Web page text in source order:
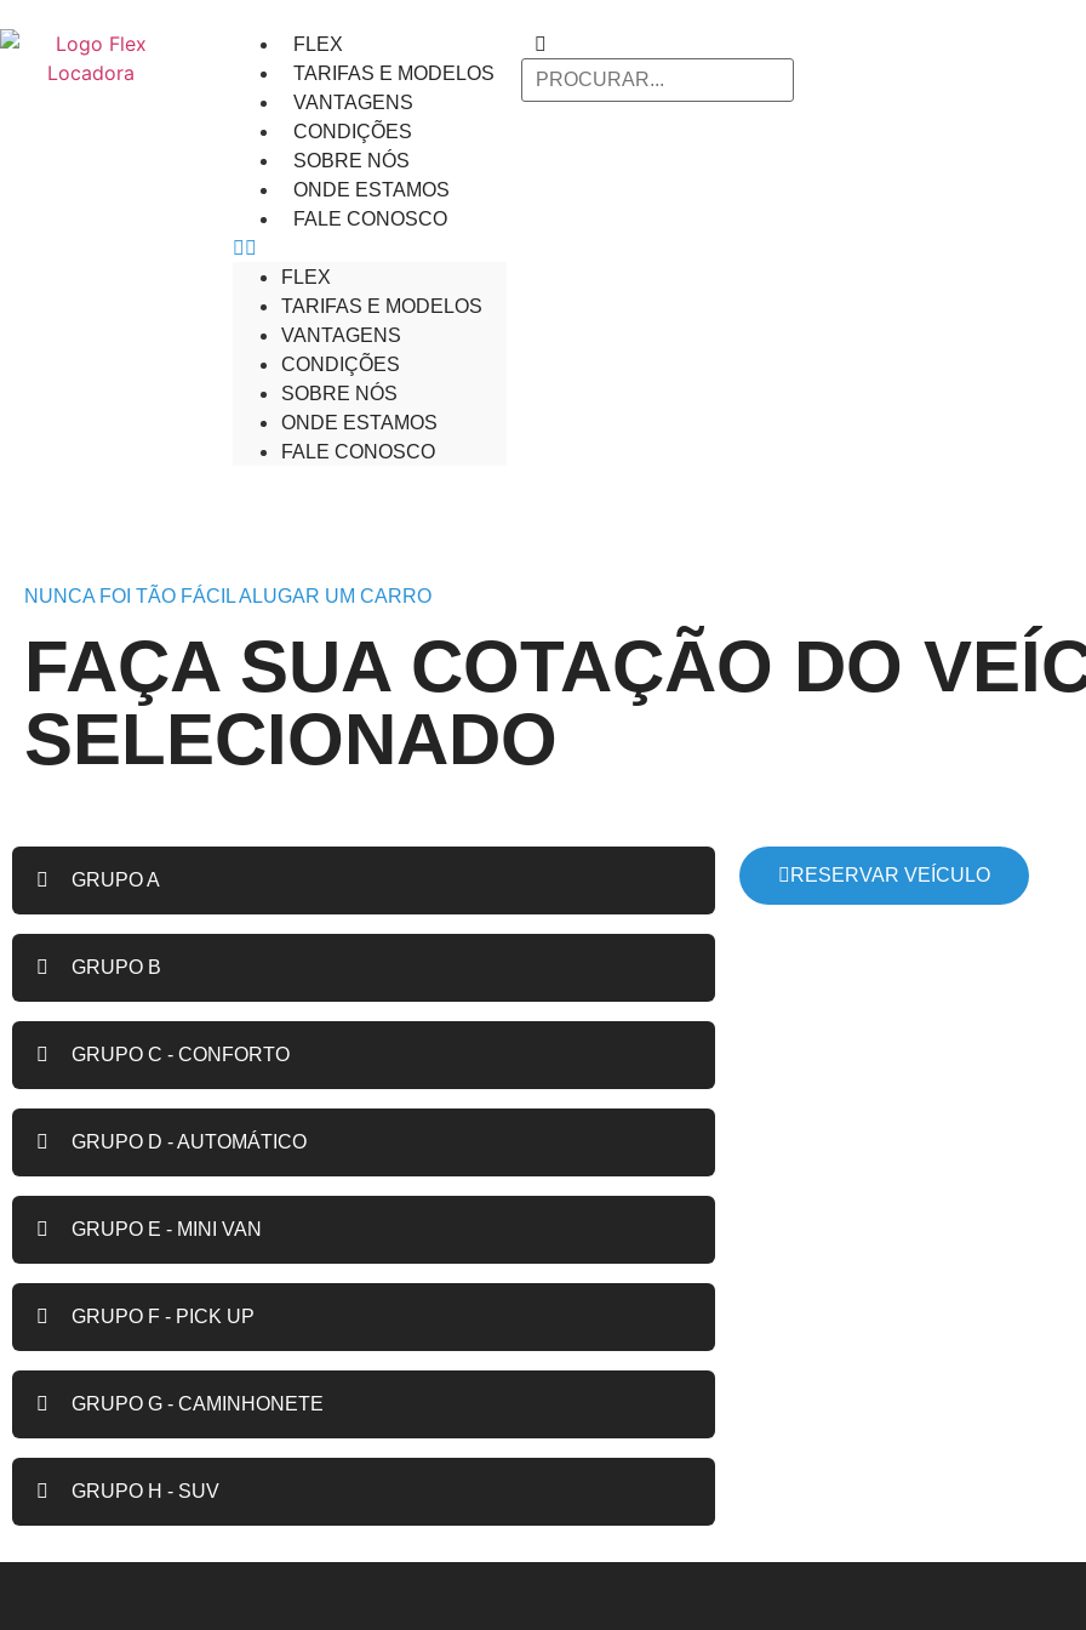
FLEX
TARIFAS E MODELOS
VANTAGENS
CONDIÇÕES
SOBRE NÓS
ONDE ESTAMOS
FALE CONOSCO
FLEX
TARIFAS E MODELOS
VANTAGENS
CONDIÇÕES
SOBRE NÓS
ONDE ESTAMOS
FALE CONOSCO
NUNCA FOI TÃO FÁCIL ALUGAR UM CARRO
FAÇA SUA COTAÇÃO DO
SELECIONADO
GRUPO A
GRUPO B
GRUPO C - CONFORTO
GRUPO D - AUTOMÁTICO
GRUPO E - MINI VAN
GRUPO F - PICK UP
GRUPO G - CAMINHONETE
GRUPO H - SUV
RESERVAR VEÍCULO